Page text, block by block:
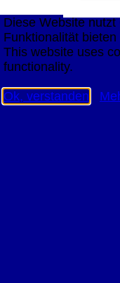
Diese Website
Funktionalität
This website uses
functionality.
Ok, verstanden